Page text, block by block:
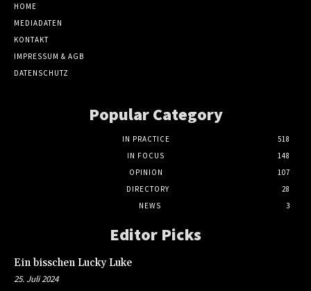
HOME
MEDIADATEN
KONTAKT
IMPRESSUM & AGB
DATENSCHUTZ
Popular Category
IN PRACTICE
518
IN FOCUS
148
OPINION
107
DIRECTORY
28
NEWS
3
Editor Picks
Ein bisschen Lucky Luke
25. Juli 2024